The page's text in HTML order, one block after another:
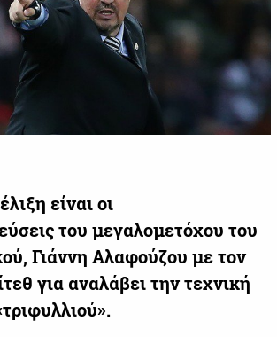
είναι οι
του μεγαλομετόχου του
Γιάννη Αλαφούζου με τον
για αναλάβει την τεχνική